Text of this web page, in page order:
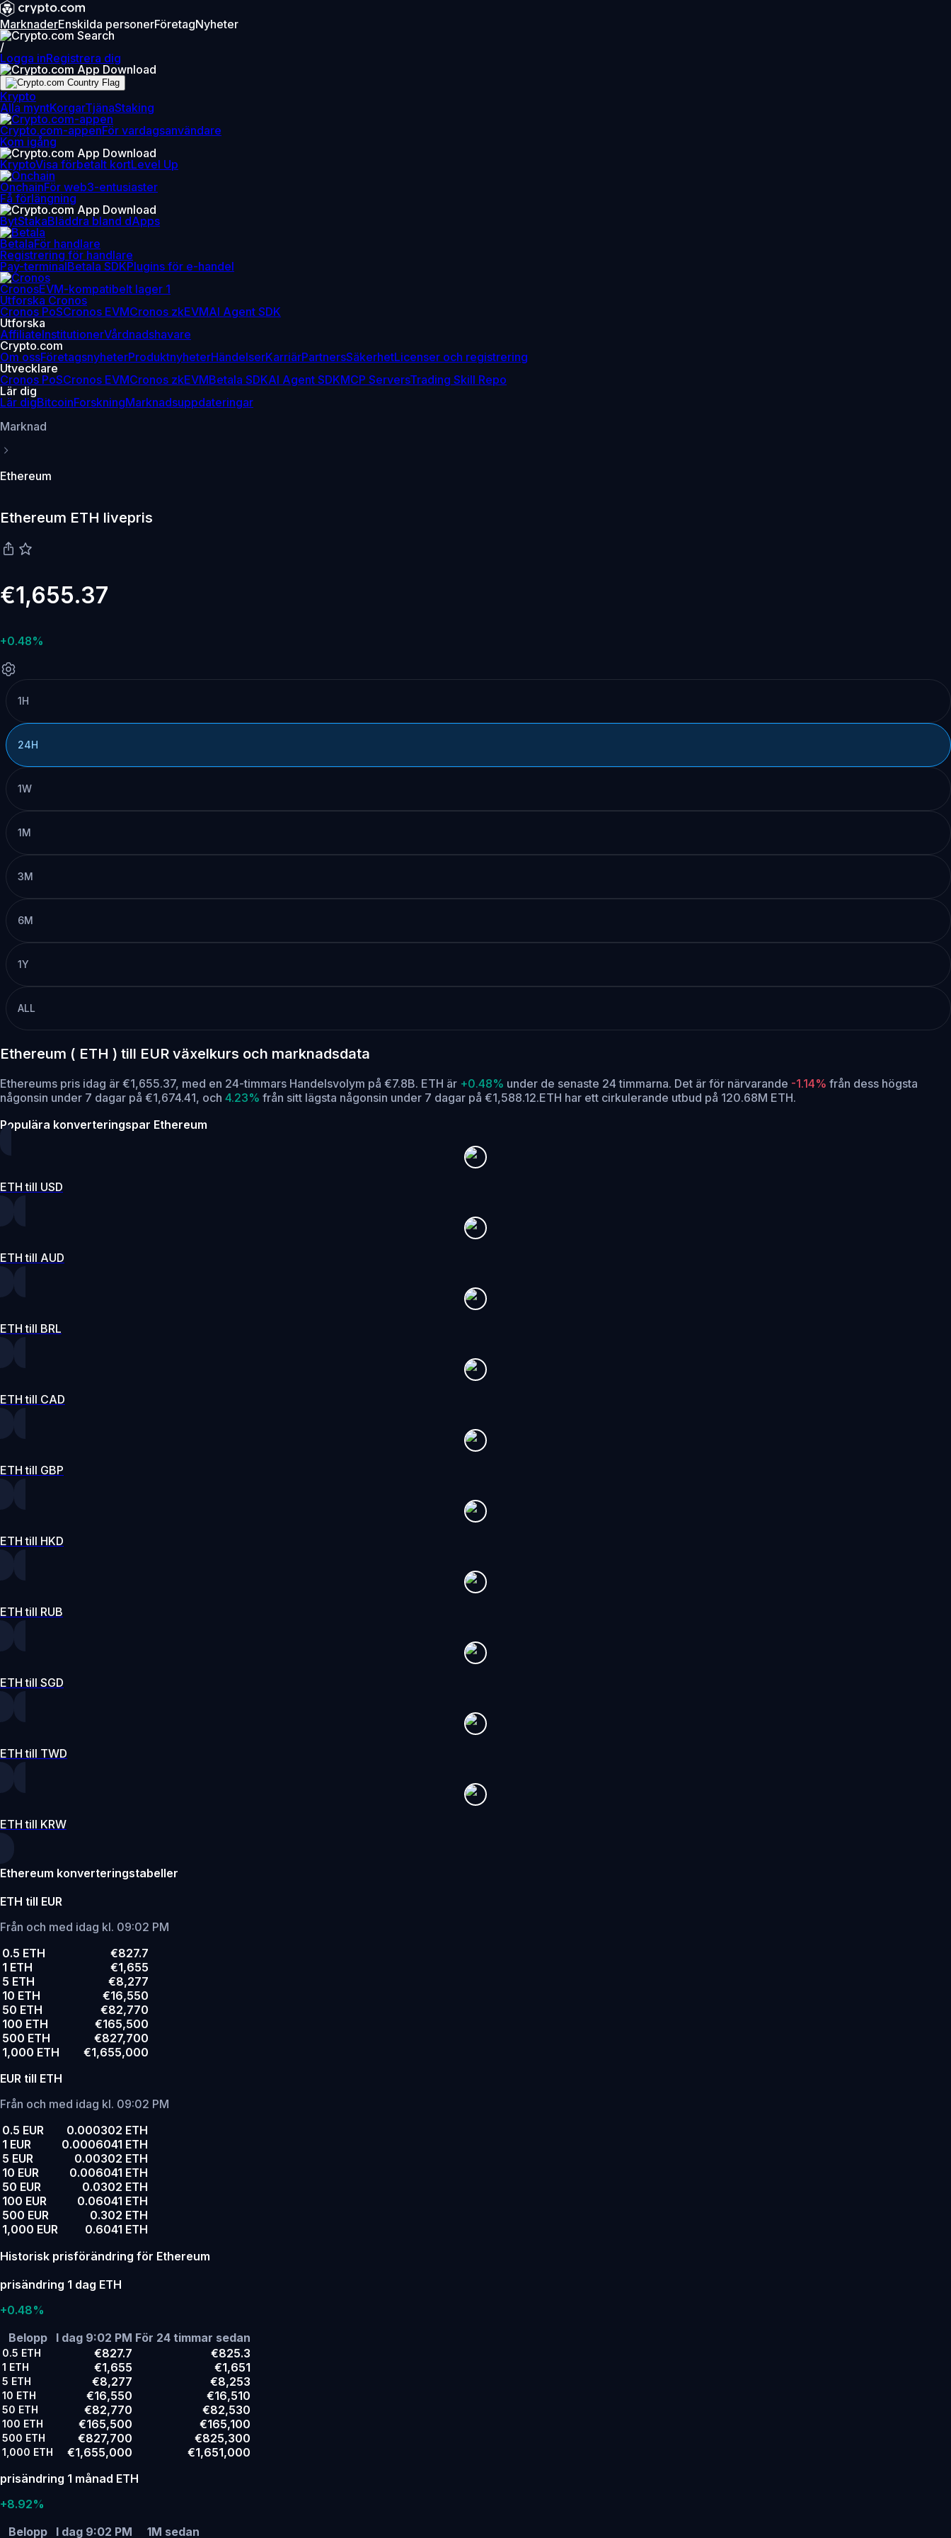
MarknaderEnskilda personerFöretagNyheter
/
Logga inRegistrera dig
Krypto
Alla myntKorgarTjänaStaking
Crypto.com-appenFör vardagsanvändare
Kom igång
KryptoVisa förbetalt kortLevel Up
OnchainFör web3-entusiaster
Få förlängning
BytStakaBläddra bland dApps
BetalaFör handlare
Registrering för handlare
Pay-terminalBetala SDKPlugins för e-handel
CronosEVM-kompatibelt lager 1
Utforska Cronos
Cronos PoSCronos EVMCronos zkEVMAI Agent SDK
Utforska
AffiliateInstitutionerVårdnadshavare
Crypto.com
Om ossFöretagsnyheterProduktnyheterHändelserKarriärPartnersSäkerhetLicenser och registrering
Utvecklare
Cronos PoSCronos EVMCronos zkEVMBetala SDKAI Agent SDKMCP ServersTrading Skill Repo
Lär dig
Lär digBitcoinForskningMarknadsuppdateringar
Marknad
Ethereum
Ethereum ETH livepris
€1,655.37
+0.48%
1H
24H
1W
1M
3M
6M
1Y
ALL
Ethereum ( ETH ) till EUR växelkurs och marknadsdata
Ethereums pris idag är €1,655.37, med en 24-timmars Handelsvolym på €7.8B. ETH är +0.48% under de senaste 24 timmarna. Det är för närvarande -1.14% från dess högsta
någonsin under 7 dagar på €1,674.41, och 4.23% från sitt lägsta någonsin under 7 dagar på €1,588.12.ETH har ett cirkulerande utbud på 120.68M ETH.
Populära konverteringspar Ethereum
ETH till USD
ETH till AUD
ETH till BRL
ETH till CAD
ETH till GBP
ETH till HKD
ETH till RUB
ETH till SGD
ETH till TWD
ETH till KRW
Ethereum konverteringstabeller
ETH till EUR
Från och med idag kl. 09:02 PM
0.5 ETH
€827.7
1 ETH
€1,655
5 ETH
€8,277
10 ETH
€16,550
50 ETH
€82,770
100 ETH
€165,500
500 ETH
€827,700
1,000 ETH
€1,655,000
EUR till ETH
Från och med idag kl. 09:02 PM
0.5 EUR
0.000302 ETH
1 EUR
0.0006041 ETH
5 EUR
0.00302 ETH
10 EUR
0.006041 ETH
50 EUR
0.0302 ETH
100 EUR
0.06041 ETH
500 EUR
0.302 ETH
1,000 EUR
0.6041 ETH
Historisk prisförändring för Ethereum
prisändring 1 dag ETH
+0.48%
Belopp
I dag 9:02 PM För 24 timmar sedan
0.5 ETH €827.7 €825.3
1 ETH €1,655 €1,651
5 ETH €8,277 €8,253
10 ETH €16,550 €16,510
50 ETH €82,770 €82,530
100 ETH €165,500 €165,100
500 ETH €827,700 €825,300
1,000 ETH €1,655,000
€1,651,000
prisändring 1 månad ETH
+8.92%
Belopp
I dag 9:02 PM 1M sedan